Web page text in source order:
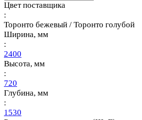
Цвет поставщика
:
Торонто бежевый / Торонто голубой
Ширина, мм
:
2400
Высота, мм
:
720
Глубина, мм
:
1530